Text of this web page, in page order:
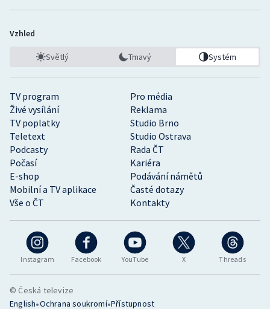
Instagram Facebook YouTube X Threads
TV program
Pro média
Živé vysílání
Reklama
TV poplatky
Studio Brno
Teletext
Studio Ostrava
Podcasty
Rada ČT
Počasí
Kariéra
E-shop
Podávání námětů
Mobilní a TV aplikace
Časté dotazy
Vše o ČT
Kontakty
Vzhled
Světlý Tmavý Systém
© Česká televize
English•Ochrana soukromí•Přístupnost